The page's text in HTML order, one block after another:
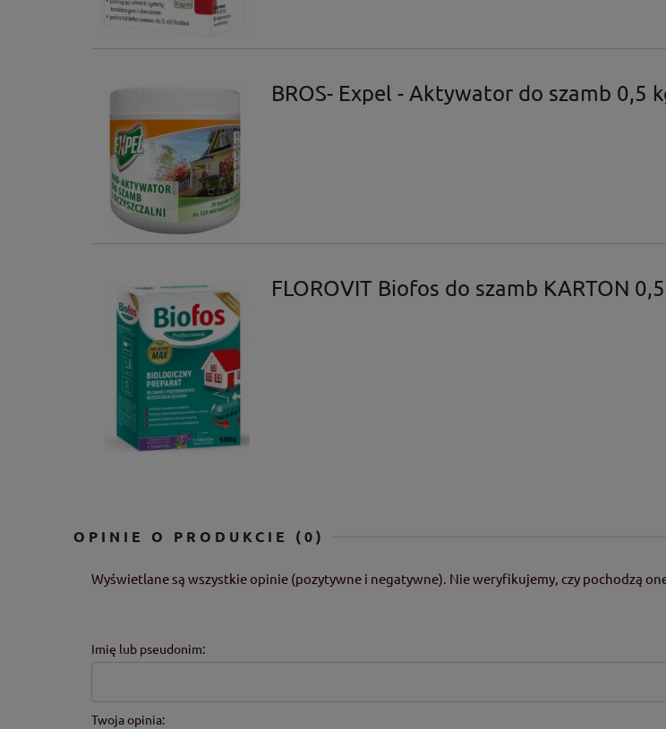
BROS- Expel - Aktywator do szamb 0,5
FLOROVIT Biofos do szamb KARTON
OPINIE O PRODUKCIE (0)
Wyświetlane są wszystkie opinie (pozytywne i negatywne). Nie weryfikujemy, czy pochodzą
Imię lub pseudonim:
Twoja opinia: